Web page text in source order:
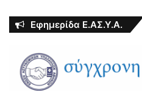
Εφημερίδα Ε.ΑΣ.Υ.Α.